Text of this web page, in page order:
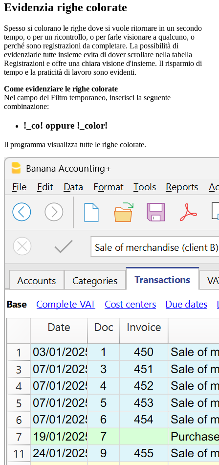
Evidenzia righe colorate
Spesso si colorano le righe dove si vuole ritornare in un secondo
tempo, o per un ricontrollo, o per farle visionare a qualcuno, o
perché sono registrazioni da completare. La possibilità di
evidenziarle tutte insieme evita di dover scrollare nella tabella
Registrazioni e offre una chiara visione d'insieme. Il risparmio di
tempo e la praticità di lavoro sono evidenti.
Come evidenziare le righe colorate
Nel campo del Filtro temporaneo, inserisci la seguente
combinazione:
!_co! oppure !_color!
Il programma visualizza tutte le righe colorate.